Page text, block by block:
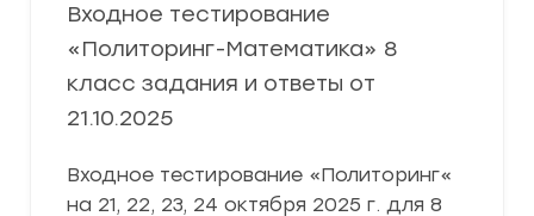
Входное тестирование
«Политоринг-Математика» 8
класс задания и ответы от
21.10.2025
Входное тестирование «Политоринг«
на 21, 22, 23, 24 октября 2025 г. для 8